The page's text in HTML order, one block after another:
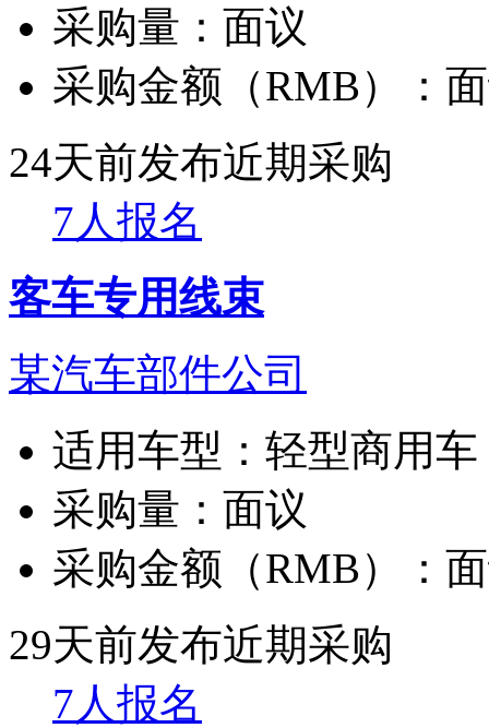
采购量： 面议
采购金额（RMB）：
24天前发布近期采购
7人报名
客车专用线束
某汽车部件公司
适用车型： 轻型商用
采购量： 面议
采购金额（RMB）：
29天前发布近期采购
7人报名